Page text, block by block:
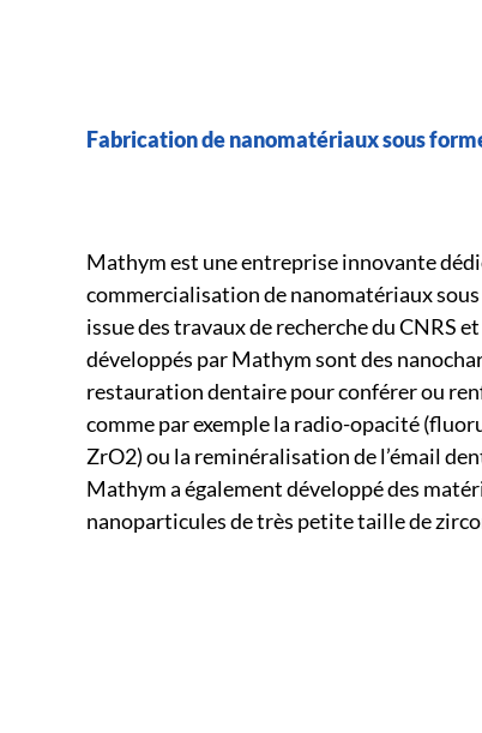
Fabrication de nanomatériaux sous
Mathym est une entreprise innovante
commercialisation de nanomatériaux
issue des travaux de recherche du CNRS
développés par Mathym sont des
restauration dentaire pour conférer ou
comme par exemple la radio-opacité
ZrO2) ou la reminéralisation de l’émail
Mathym a également développé des
nanoparticules de très petite taille de